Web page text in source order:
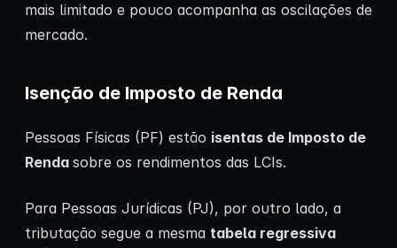
mais limitado e pouco acompanha as oscilações de
mercado.
Isenção de Imposto de Renda
Pessoas Físicas (PF) estão isentas de Imposto de
Renda sobre os rendimentos das LCIs.
Para Pessoas Jurídicas (PJ), por outro lado, a
tributação segue a mesma tabela regressiva